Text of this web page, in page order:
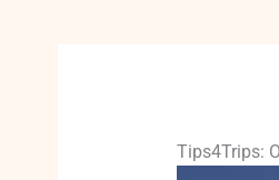
Tips4Trips: